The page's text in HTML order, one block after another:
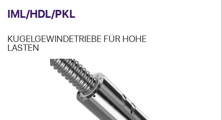
IML/HDL/PKL
KUGELGEWINDETRIEBE FÜR HOHE
LASTEN